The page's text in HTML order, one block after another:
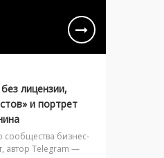
лицензии,
и портрет
сообщества бизнес-
автор Telegram —